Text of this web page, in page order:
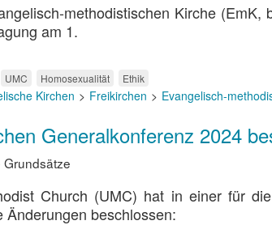
methodistischen Kirche (EmK,
am 1.
UMC Homosexualität Ethik
Kirchen Freikirchen Evangelisch-
Generalkonferenz 2024
Church (UMC) hat in einer für
beschlossen: